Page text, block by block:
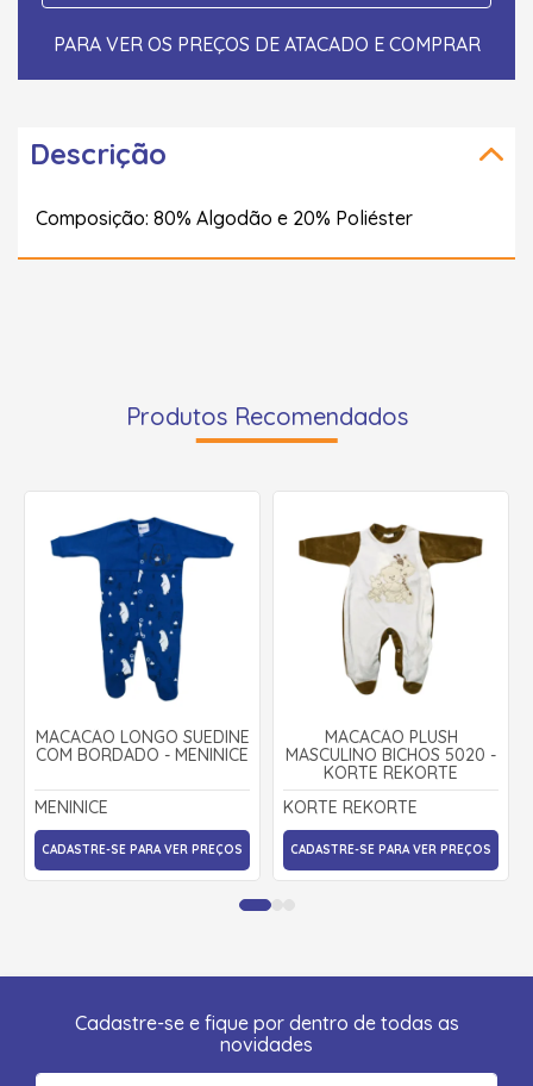
PARA VER OS PREÇOS DE ATACADO E COMPRAR
Descrição
Composição: 80% Algodão e 20% Poliéster
Produtos Recomendados
MACACÃO LONGO SUEDINE
COM BORDADO - MENINICE
MENINICE
CADASTRE-SE PARA VER PREÇOS
MACACÃO PLUSH
MASCULINO BICHOS 5020 -
KORTE REKORTE
KORTE REKORTE
CADASTRE-SE PARA VER PREÇOS
Cadastre-se e fique por dentro de todas as
novidades